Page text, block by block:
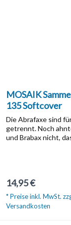
MOSAIK
135 Softcover
Die Abrafaxe sind
getrennt. Noch
und Brabax nicht,
wichtig ist, über eine
es Abrax gelingt,
zu fangen und
Regulärer Preis:
14,95 €
* Preise inkl. MwSt.
Versandkosten